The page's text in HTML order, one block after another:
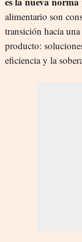
alimentario son
transición hacia
producto:
eficiencia y la